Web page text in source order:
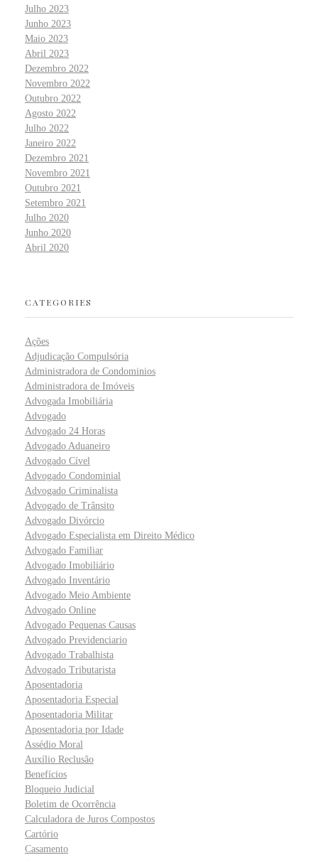
Julho 2023
Junho 2023
Maio 2023
Abril 2023
Dezembro 2022
Novembro 2022
Outubro 2022
Agosto 2022
Julho 2022
Janeiro 2022
Dezembro 2021
Novembro 2021
Outubro 2021
Setembro 2021
Julho 2020
Junho 2020
Abril 2020
CATEGORIES
Ações
Adjudicação Compulsória
Administradora de Condominios
Administradora de Imóveis
Advogada Imobiliária
Advogado
Advogado 24 Horas
Advogado Aduaneiro
Advogado Cível
Advogado Condominial
Advogado Criminalista
Advogado de Trânsito
Advogado Divórcio
Advogado Especialista em Direito Médico
Advogado Familiar
Advogado Imobiliário
Advogado Inventário
Advogado Meio Ambiente
Advogado Online
Advogado Pequenas Causas
Advogado Previdenciario
Advogado Trabalhista
Advogado Tributarista
Aposentadoria
Aposentadoria Especial
Aposentadoria Militar
Aposentadoria por Idade
Assédio Moral
Auxílio Reclusão
Benefícios
Bloqueio Judicial
Boletim de Ocorrência
Calculadora de Juros Compostos
Cartório
Casamento